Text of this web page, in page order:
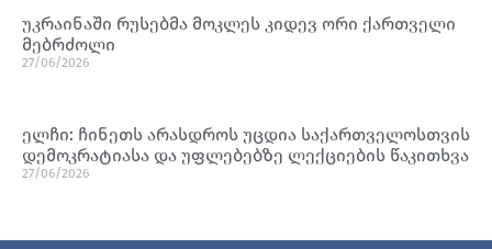
უკრაინაში რუსებმა მოკლეს კიდევ ორი ქართველი
მებრძოლი
27/06/2026
ელჩი: ჩინეთს არასდროს უცდია საქართველოსთვის
დემოკრატიასა და უფლებებზე ლექციების წაკითხვა
27/06/2026